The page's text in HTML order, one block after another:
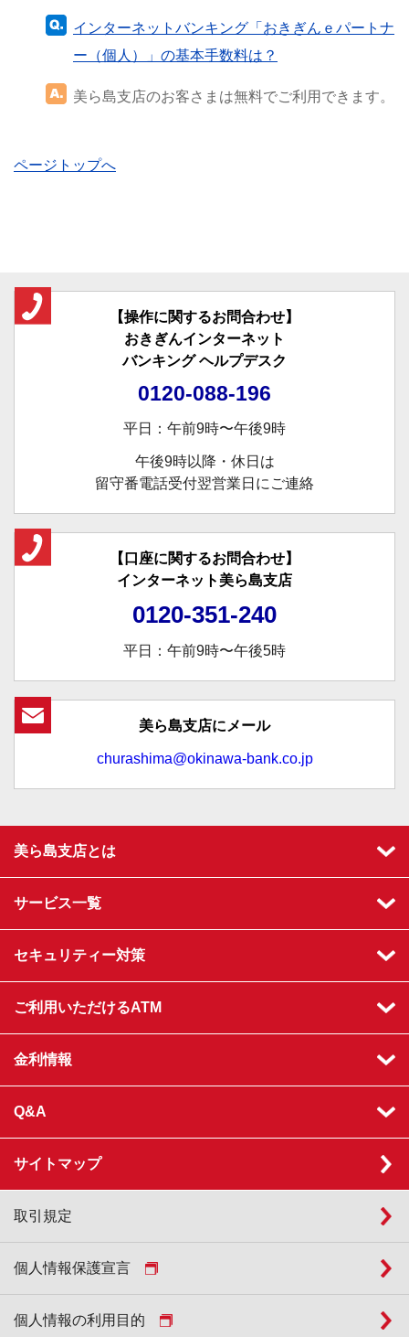
インターネットバンキング「おきぎんｅパートナ
ー（個人）」の基本手数料は？
美ら島支店のお客さまは無料でご利用できます。
ページトップへ
【操作に関するお問合わせ】
おきぎんインターネット
バンキングヘルプデスク
0120-088-196
平日：午前9時〜午後9時
午後9時以降・休日は
留守番電話受付翌営業日にご連絡
【口座に関するお問合わせ】
インターネット美ら島支店
0120-351-240
平日：午前9時〜午後5時
美ら島支店にメール
churashima@okinawa-bank.co.jp
美ら島支店とは
サービス一覧
セキュリティー対策
ご利用いただけるATM
金利情報
Q&A
サイトマップ
取引規定
個人情報保護宣言
個人情報の利用目的